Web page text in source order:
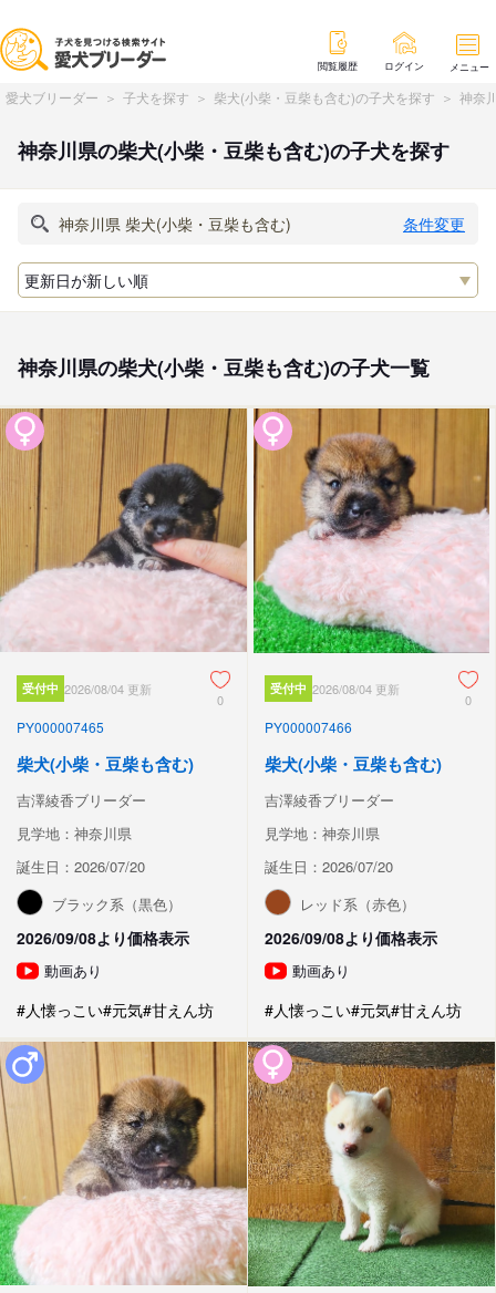
閲覧履歴 ログイン メニュー
愛犬ブリーダー 子犬を探す 柴犬(小柴・豆柴も含む)の子犬を探す 神奈
神奈川県の柴犬(小柴・豆柴も含む)の子犬を探す
条件変更
神奈川県の柴犬(小柴・豆柴も含む)の子犬一覧
受付中 2026/08/04 更新
0
PY000007465
柴犬(小柴・豆柴も含む)
吉澤綾香ブリーダー
見学地：神奈川県
誕生日：2026/07/20
ブラック系（黒色）
2026/09/08より価格表示
動画あり
#人懐っこい#元気#甘えん坊
受付中 2026/08/04 更新
0
PY000007466
柴犬(小柴・豆柴も含む)
吉澤綾香ブリーダー
見学地：神奈川県
誕生日：2026/07/20
レッド系（赤色）
2026/09/08より価格表示
動画あり
#人懐っこい#元気#甘えん坊